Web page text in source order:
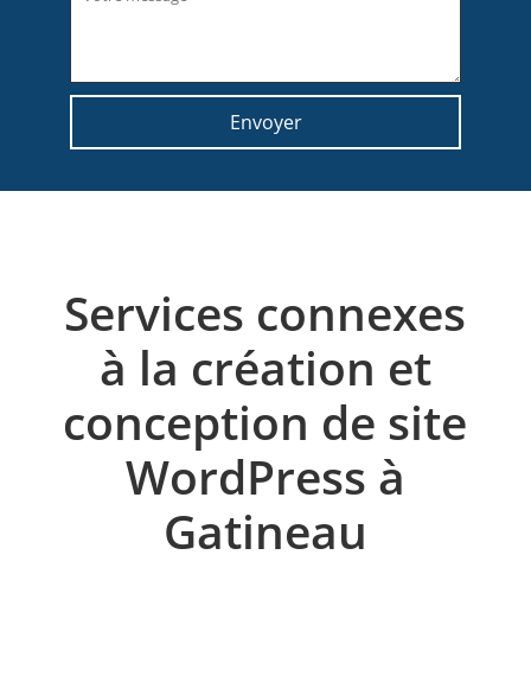
Services connexes
à la création et
conception de site
WordPress à
Gatineau